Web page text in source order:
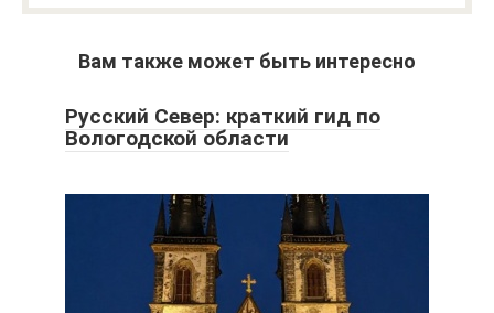
Вам также может быть интересно
Русский Север: краткий гид по
Вологодской области